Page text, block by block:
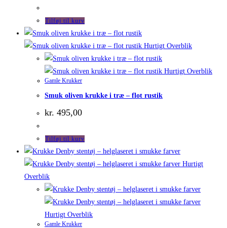
Tilføj til kurv
Hurtigt Overblik
Hurtigt Overblik
Gamle Krukker
Smuk oliven krukke i træ – flot rustik
kr. 495,00
Tilføj til kurv
Hurtigt
Overblik
Hurtigt Overblik
Gamle Krukker